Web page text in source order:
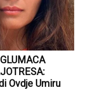
Ovdje Umiru